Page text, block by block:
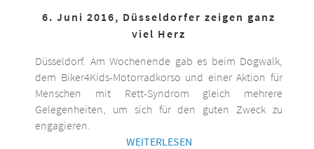
6. Juni 2016, Düsseldorfer zeigen ganz
viel Herz
Düsseldorf. Am Wochenende gab es beim Dogwalk,
dem Biker4Kids-Motorradkorso und einer Aktion für
Menschen mit Rett-Syndrom gleich mehrere
Gelegenheiten, um sich für den guten Zweck zu
engagieren.
WEITERLESEN